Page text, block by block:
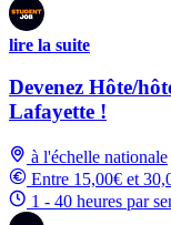
lire la suite
Devenez Hôte/
Lafayette !
à l'échelle nationale
Entre 15,00€ et
1 - 40 heures par